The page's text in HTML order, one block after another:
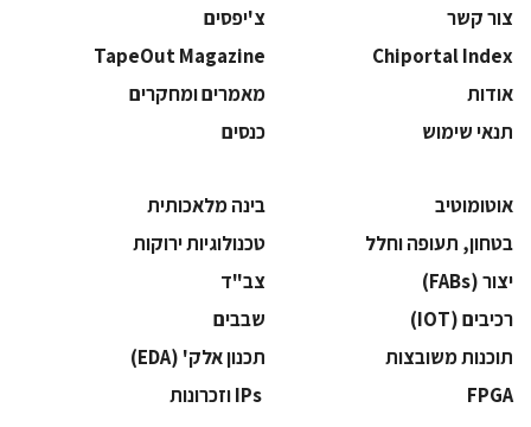
צור קשר
צ'יפסים
Chiportal Index
TapeOut Magazine
אודות
מאמרים ומחקרים
תנאי שימוש
כנסים
אוטומוטיב
בינה מלאכותית
בטחון, תעופה וחלל
‫טכנולוגיות ירוקות‬
‫יצור (‪(FABs‬‬
‫צב"ד‬
‫רכיבים‬ (IOT)
‫שבבים‬
‫תוכנות משובצות‬
‫תכנון אלק' (‪(EDA‬‬
‫‪FPGA‬‬